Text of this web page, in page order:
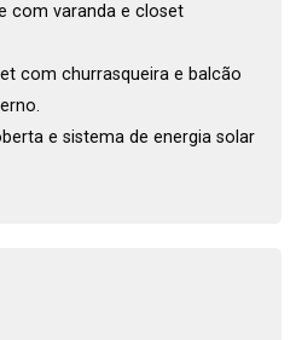
com varanda e closet
com churrasqueira e balcão
e sistema de energia solar